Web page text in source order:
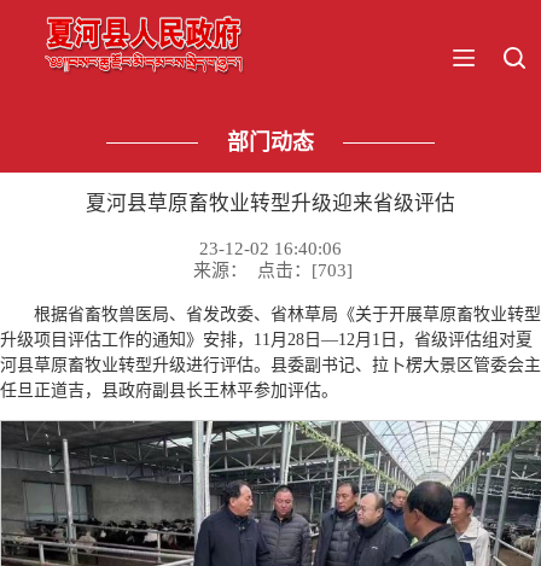
部门动态
夏河县草原畜牧业转型升级迎来省级评估
23-12-02 16:40:06
来源： 点击：[703]
根据省畜牧兽医局、省发改委、省林草局《关于开展草原畜牧业转型
升级项目评估工作的通知》安排，11月28日—12月1日，省级评估组对夏
河县草原畜牧业转型升级进行评估。县委副书记、拉卜楞大景区管委会主
任旦正道吉，县政府副县长王林平参加评估。